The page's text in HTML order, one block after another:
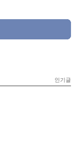
인기글